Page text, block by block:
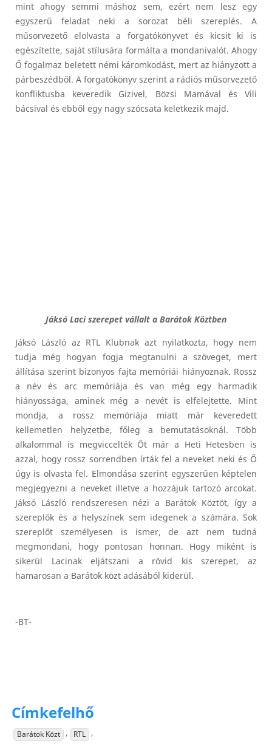
mint ahogy semmi máshoz sem, ezért nem lesz egy
egyszerű feladat neki a sorozat béli szereplés. A
műsorvezető elolvasta a forgatókönyvet és kicsit ki is
egészítette, saját stílusára formálta a mondanivalót. Ahogy
Ő fogalmaz beletett némi káromkodást, mert az hiányzott a
párbeszédből. A forgatókönyv szerint a rádiós műsorvezető
konfliktusba keveredik Gizivel, Bözsi Mamával és Vili
bácsival és ebből egy nagy szócsata keletkezik majd.
Jáksó Laci szerepet vállalt a Barátok Köztben
Jáksó László az RTL Klubnak azt nyilatkozta, hogy nem
tudja még hogyan fogja megtanulni a szöveget, mert
állítása szerint bizonyos fajta memóriái hiányoznak. Rossz
a név és arc memóriája és van még egy harmadik
hiányossága, aminek még a nevét is elfelejtette. Mint
mondja, a rossz memóriája miatt már keveredett
kellemetlen helyzetbe, főleg a bemutatásoknál. Több
alkalommal is megviccelték Őt már a Heti Hetesben is
azzal, hogy rossz sorrendben írták fel a neveket neki és Ő
úgy is olvasta fel. Elmondása szerint egyszerűen képtelen
megjegyezni a neveket illetve a hozzájuk tartozó arcokat.
Jáksó László rendszeresen nézi a Barátok Köztöt, így a
szereplők és a helyszínek sem idegenek a számára. Sok
szereplőt személyesen is ismer, de azt nem tudná
megmondani, hogy pontosan honnan. Hogy miként is
sikerül Lacinak eljátszani a rövid kis szerepet, az
hamarosan a Barátok közt adásából kiderül.
-BT-
Címkefelhő
Barátok Közt , RTL ,